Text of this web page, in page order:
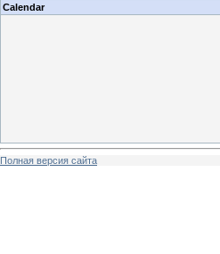
Calendar
Полная версия сайта